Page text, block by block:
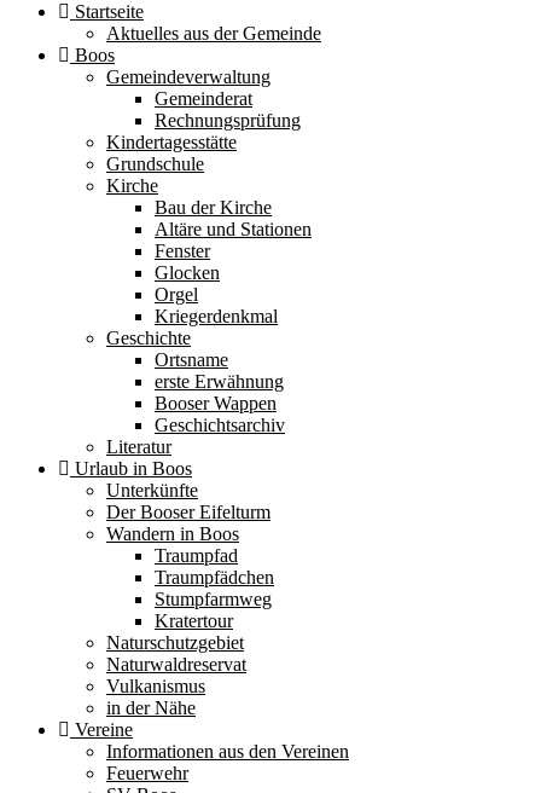
Startseite
Aktuelles aus der Gemeinde
Boos
Gemeindeverwaltung
Gemeinderat
Rechnungsprüfung
Kindertagesstätte
Grundschule
Kirche
Bau der Kirche
Altäre und Stationen
Fenster
Glocken
Orgel
Kriegerdenkmal
Geschichte
Ortsname
erste Erwähnung
Booser Wappen
Geschichtsarchiv
Literatur
Urlaub in Boos
Unterkünfte
Der Booser Eifelturm
Wandern in Boos
Traumpfad
Traumpfädchen
Stumpfarmweg
Kratertour
Naturschutzgebiet
Naturwaldreservat
Vulkanismus
in der Nähe
Vereine
Informationen aus den Vereinen
Feuerwehr